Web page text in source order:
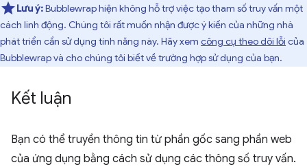
Lưu ý:Bubblewrap hiện không hỗ trợ việc tạo tham số truy vấn một
cách linh động. Chúng tôi rất muốn nhận được ý kiến của những nhà
phát triển cần sử dụng tính năng này. Hãy xem công cụ theo dõi lỗi của
Bubblewrap và cho chúng tôi biết về trường hợp sử dụng của bạn.
Kết luận
Bạn có thể truyền thông tin từ phần gốc sang phần web
của ứng dụng bằng cách sử dụng các thông số truy vấn.